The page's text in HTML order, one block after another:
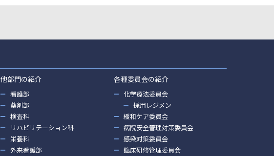
他部門の紹介
看護部
薬剤部
検査科
リハビリテーション科
栄養科
外来看護部
各種委員会の紹介
化学療法委員会
採用レジメン
緩和ケア委員会
病院安全管理対策委員会
感染対策委員会
臨床研修管理委員会